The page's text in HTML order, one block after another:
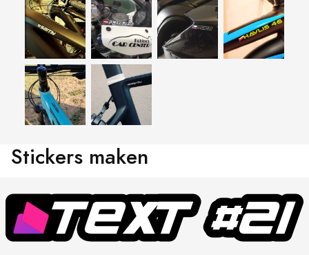
Stickers maken